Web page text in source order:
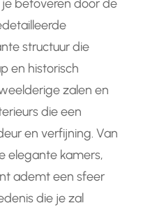
je betoveren door de
structuur die
en historisch
zalen en
die een
en verfijning. Van
elegante kamers,
ademt een sfeer
die je zal